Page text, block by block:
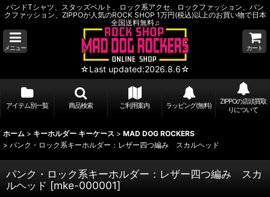
バンドTシャツ、スタッズベルト、ロック系アクセ、ロックファッション、パン
クファッション、ZIPPOが人気のROCK SHOP 1万円(税込)以上のお買い物で日本
全国送料無料♫
メニュー
☆Last updated:2026.8.6☆
カート
アイテム別一覧 商品検索 ご利用案内 ラッピング(無料)
ZIPPOの店頭買取
りについて
ホーム > キーホルダー キーケース > MAD DOG ROCKERS
> パンク・ロック系キーホルダー：レザー四つ編み スカルヘッド
パンク・ロック系キーホルダー：レザー四つ編み スカ
ルヘッド [mke-000001]